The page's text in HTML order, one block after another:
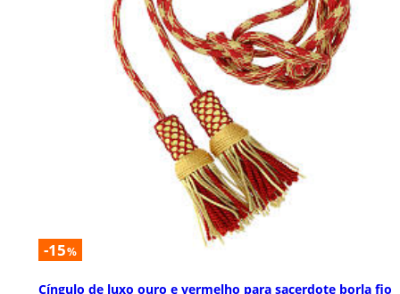
-15%
Cíngulo de luxo ouro e vermelho para sacerdote borla fio